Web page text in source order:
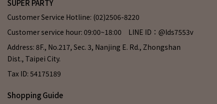
SUPER PARTY
Customer Service Hotline: (02)2506-8220
Customer service hour: 09:00~18:00 LINE ID：@lds7553v
Address: 8F., No.217, Sec. 3, Nanjing E. Rd., Zhongshan
Dist., Taipei City.
Tax ID: 54175189
Shopping Guide